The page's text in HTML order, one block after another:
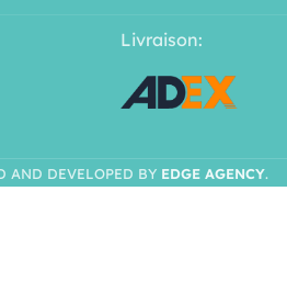
Livraison:
AND DEVELOPED BY EDGE AGENCY.